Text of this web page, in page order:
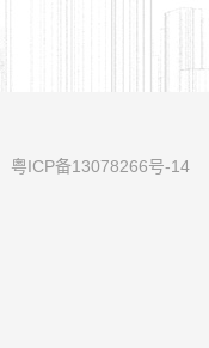
粤ICP备13078266号-14